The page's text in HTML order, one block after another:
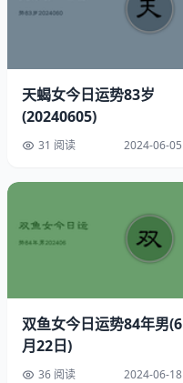
幸运方位：东方略偏南
幸运时间：下午3点至4点
幸运饰品：紫水晶项链
开运物品：黄金
天蝎女今日运势83岁
(20240605)
31 阅读 2024-06-05
双鱼女今日运势84年男(6
月22日)
36 阅读 2024-06-18